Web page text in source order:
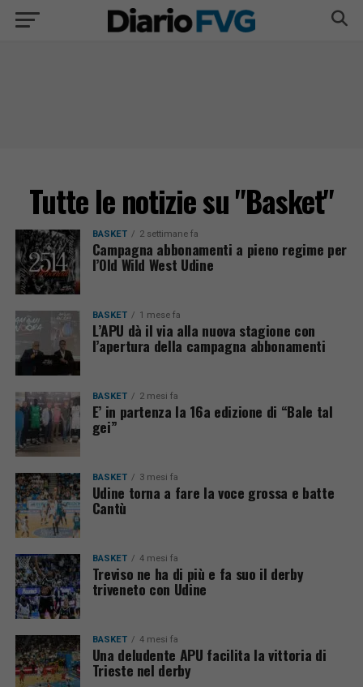
Tutte le notizie su "Basket"
BASKET 2 settimane fa
Campagna abbonamenti a pieno regime per
l’Old Wild West Udine
BASKET 1 mese fa
L’APU dà il via alla nuova stagione con
l’apertura della campagna abbonamenti
BASKET 2 mesi fa
E’ in partenza la 16a edizione di “Bale tal
gei”
BASKET 3 mesi fa
Udine torna a fare la voce grossa e batte
Cantù
BASKET 4 mesi fa
Treviso ne ha di più e fa suo il derby
triveneto con Udine
BASKET 4 mesi fa
Una deludente APU facilita la vittoria di
Trieste nel derby